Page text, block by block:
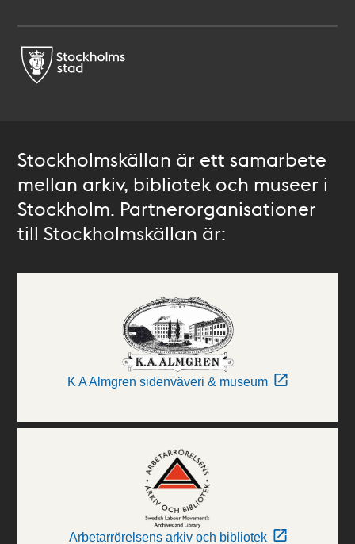
Stockholmskällan är ett samarbete
mellan arkiv, bibliotek och museer i
Stockholm. Partnerorganisationer
till Stockholmskällan är:
K A Almgren sidenväveri & museum
Arbetarrörelsens arkiv och bibliotek